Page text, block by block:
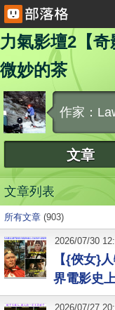
力氣影壇2【
微妙的茶
作家：
文章
文章列表
所有文章 (903)
【{俠女}
界電影史
2026/07/30
2026/07/27